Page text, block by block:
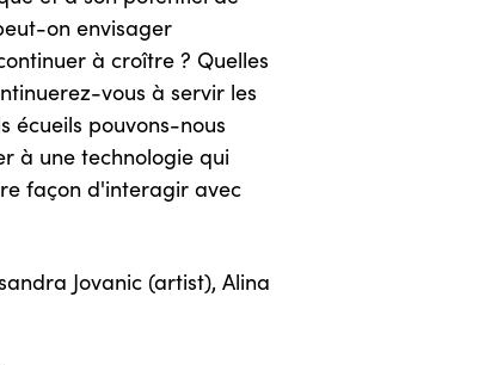
on envisager
à croître ? Quelles
vous à servir les
écueils pouvons-nous
à une technologie qui
façon d'interagir avec
Jovanic (artist), Alina